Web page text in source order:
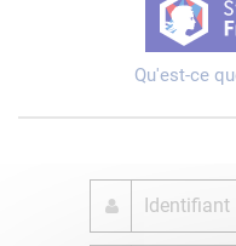
Qu'est-ce